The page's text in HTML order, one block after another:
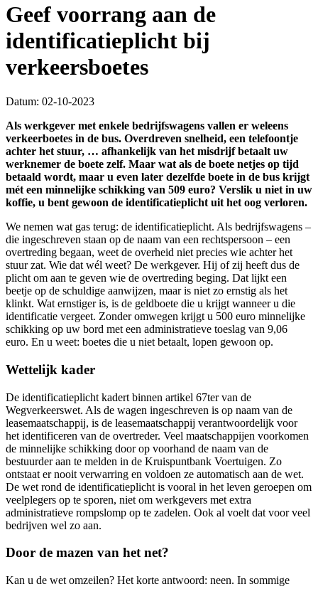
Geef voorrang aan de
identificatieplicht bij
verkeersboetes
Datum: 02-10-2023
Als werkgever met enkele bedrijfswagens vallen er weleens
verkeerboetes in de bus. Overdreven snelheid, een telefoontje
achter het stuur, … afhankelijk van het misdrijf betaalt uw
werknemer de boete zelf. Maar wat als de boete netjes op tijd
betaald wordt, maar u even later dezelfde boete in de bus krijgt
mét een minnelijke schikking van 509 euro? Verslik u niet in uw
koffie, u bent gewoon de identificatieplicht uit het oog verloren.
We nemen wat gas terug: de identificatieplicht. Als bedrijfswagens –
die ingeschreven staan op de naam van een rechtspersoon – een
overtreding begaan, weet de overheid niet precies wie achter het
stuur zat. Wie dat wél weet? De werkgever. Hij of zij heeft dus de
plicht om aan te geven wie de overtreding beging. Dat lijkt een
beetje op de schuldige aanwijzen, maar is niet zo ernstig als het
klinkt. Wat ernstiger is, is de geldboete die u krijgt wanneer u die
identificatie vergeet. Zonder omwegen krijgt u 500 euro minnelijke
schikking op uw bord met een administratieve toeslag van 9,06
euro. En u weet: boetes die u niet betaalt, lopen gewoon op.
Wettelijk kader
De identificatieplicht kadert binnen artikel 67ter van de
Wegverkeerswet. Als de wagen ingeschreven is op naam van de
leasemaatschappij, is de leasemaatschappij verantwoordelijk voor
het identificeren van de overtreder. Veel maatschappijen voorkomen
de minnelijke schikking door op voorhand de naam van de
bestuurder aan te melden in de Kruispuntbank Voertuigen. Zo
ontstaat er nooit verwarring en voldoen ze automatisch aan de wet.
De wet rond de identificatieplicht is vooral in het leven geroepen om
veelplegers op te sporen, niet om werkgevers met extra
administratieve rompslomp op te zadelen. Ook al voelt dat voor veel
bedrijven wel zo aan.
Door de mazen van het net?
Kan u de wet omzeilen? Het korte antwoord: neen. In sommige